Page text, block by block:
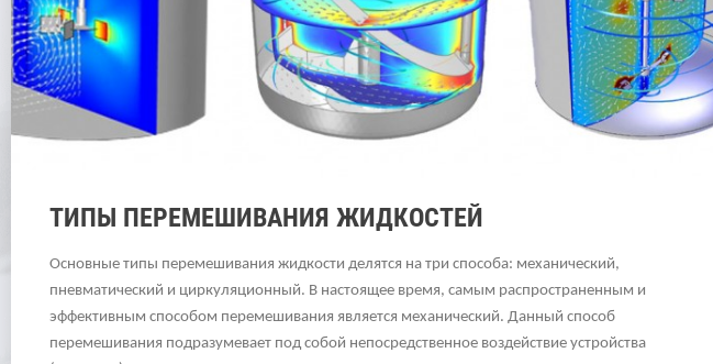
ТИПЫ ПЕРЕМЕШИВАНИЯ ЖИДКОСТЕЙ
Основные типы перемешивания жидкости делятся на три способа: механический,
пневматический и циркуляционный. В настоящее время, самым распространенным и
эффективным способом перемешивания является механический. Данный способ
перемешивания подразумевает под собой непосредственное воздействие устройства